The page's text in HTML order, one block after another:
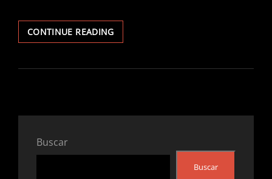
CONTINUE READINGDECLARACIÓN
DEL
DE
ORGANIZACION
Buscar
Buscar